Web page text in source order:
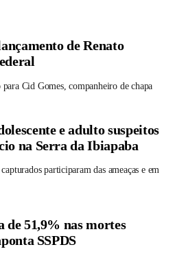
de Renato
para Cid Gomes, companheiro de chapa
e adulto suspeitos
na Serra da Ibiapaba
participaram das ameaças e em
de 51,9% nas mortes
SSPDS